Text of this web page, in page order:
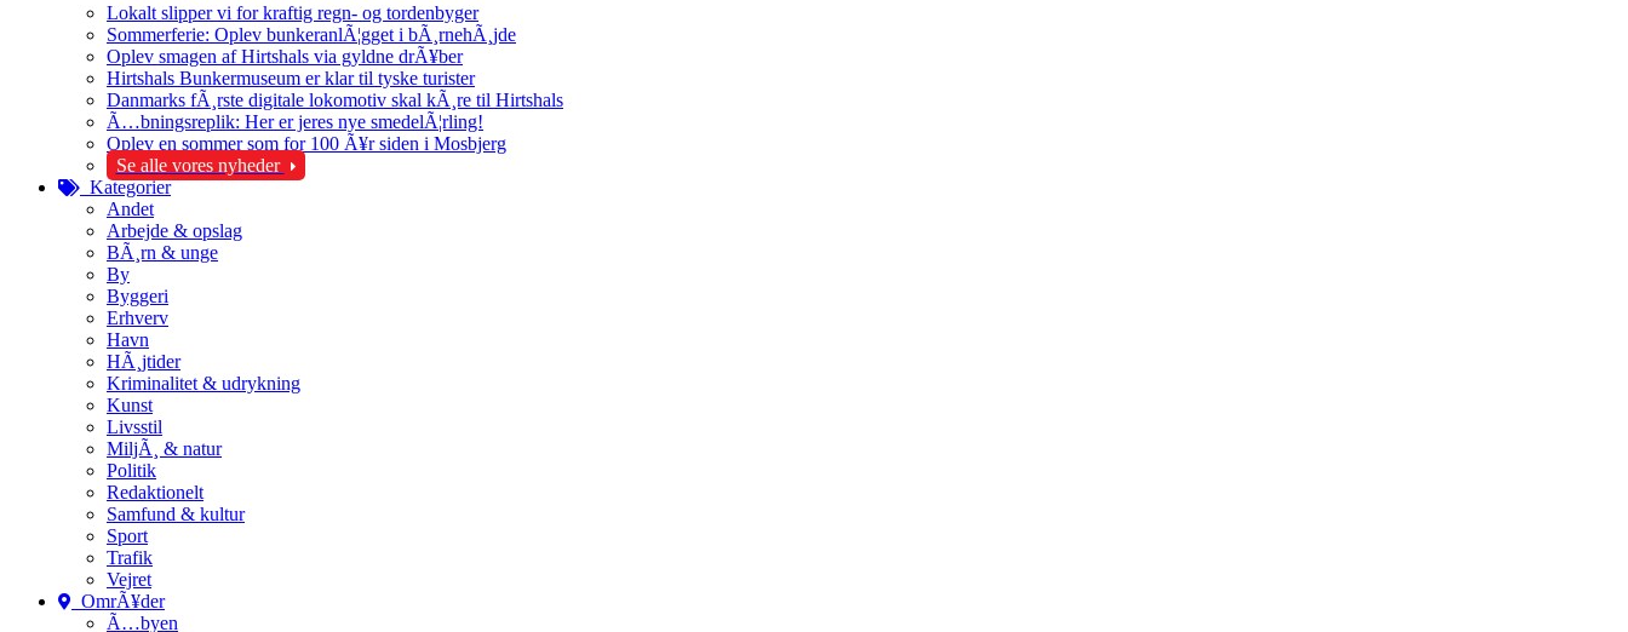
Lokalt slipper vi for kraftig regn- og tordenbyger
Sommerferie: Oplev bunkeranlÃ¦gget i bÃ¸rnehÃ¸jde
Oplev smagen af Hirtshals via gyldne drÃ¥ber
Hirtshals Bunkermuseum er klar til tyske turister
Danmarks fÃ¸rste digitale lokomotiv skal kÃ¸re til Hirtshals
Ã…bningsreplik: Her er jeres nye smedelÃ¦rling!
Oplev en sommer som for 100 Ã¥r siden i Mosbjerg
Se alle vores nyheder
Kategorier
Andet
Arbejde & opslag
BÃ¸rn & unge
By
Byggeri
Erhverv
Havn
HÃ¸jtider
Kriminalitet & udrykning
Kunst
Livsstil
MiljÃ¸ & natur
Politik
Redaktionelt
Samfund & kultur
Sport
Trafik
Vejret
OmrÃ¥der
Ã…byen